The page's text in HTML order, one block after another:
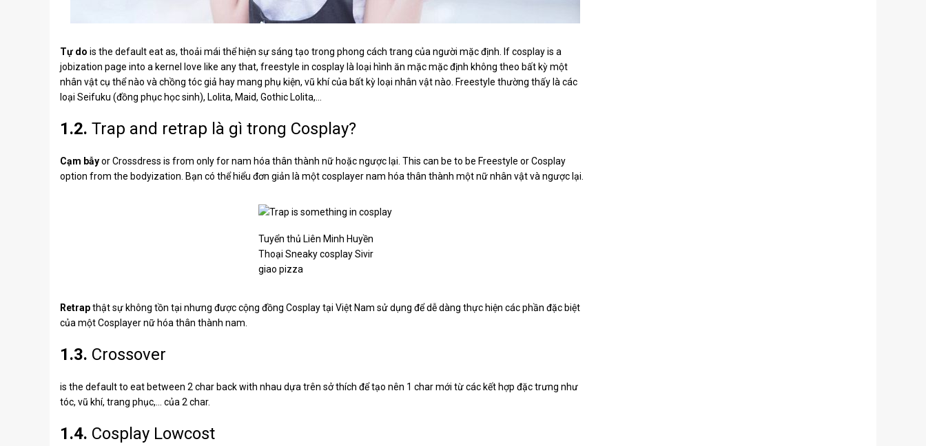
Tự do is the default eat as, thoải mái thể hiện sự sáng tạo trong phong cách trang của người mặc định. If cosplay is a
jobization page into a kernel love like any that, freestyle in cosplay là loại hình ăn mặc mặc định không theo bất kỳ một
nhân vật cụ thể nào và chồng tóc giả hay mang phụ kiện, vũ khí của bất kỳ loại nhân vật nào. Freestyle thường thấy là các
loại Seifuku (đồng phục học sinh), Lolita, Maid, Gothic Lolita,…
1.2. Trap and retrap là gì trong Cosplay?
Cạm bẫyor Crossdress is from only for nam hóa thân thành nữ hoặc ngược lại. This can be to be Freestyle or Cosplay
option from the bodyization. Bạn có thể hiểu đơn giản là một cosplayer nam hóa thân thành một nữ nhân vật và ngược lại.
Tuyển thủ Liên Minh Huyền
Thoại Sneaky cosplay Sivir
giao pizza
Retrapthật sự không tồn tại nhưng được cộng đồng Cosplay tại Việt Nam sử dụng để dễ dàng thực hiện các phần đặc biệt
của một Cosplayer nữ hóa thân thành nam.
1.3. Crossover
is the default to eat between 2 char back with nhau dựa trên sở thích để tạo nên 1 char mới từ các kết hợp đặc trưng như
tóc, vũ khí, trang phục,… của 2 char.
1.4. Cosplay Lowcost